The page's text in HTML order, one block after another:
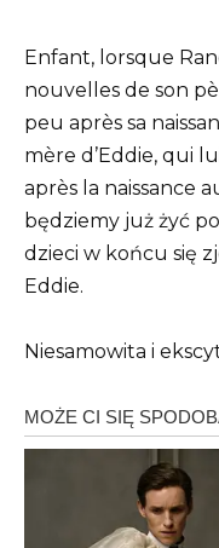
Enfant, lorsque
nouvelles de son
peu après sa
mère d’Eddie, qui
après la naissance
będziemy już żyć
dzieci w końcu się
Eddie.
Niesamowita i